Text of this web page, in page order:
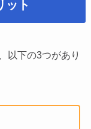
ット
以下の3つがあり